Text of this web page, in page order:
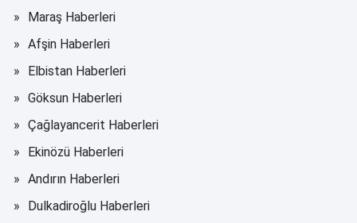
Maraş Haberleri
Afşin Haberleri
Elbistan Haberleri
Göksun Haberleri
Çağlayancerit Haberleri
Ekinözü Haberleri
Andırın Haberleri
Dulkadiroğlu Haberleri